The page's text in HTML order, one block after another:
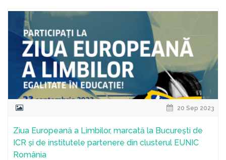
20 Sep 2023
Ziua Europeană a Limbilor, marcată la București de
ICR și de institutele partenere din clusterul EUNIC
România